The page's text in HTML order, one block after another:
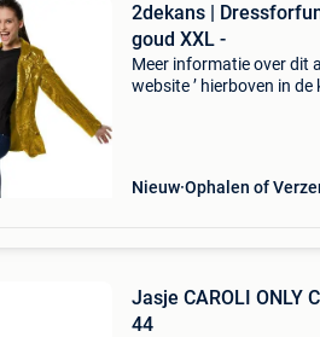
2dekans |
goud XXL -
Meer informatie over dit
website ’ hierboven in
Nieuw Ophalen of
Jasje CAROLI ONLY
44